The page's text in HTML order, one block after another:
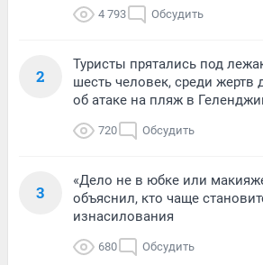
4 793 Обсудить
2
Туристы прятались под
шесть человек, среди жертв
об атаке на пляж в
720 Обсудить
3
«Дело не в юбке или
объяснил, кто чаще
изнасилования
680 Обсудить